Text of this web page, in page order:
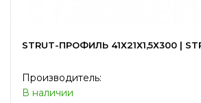
STRUT-ПРОФИЛЬ 41Х21Х1,5Х300 |
Производитель:
В наличии